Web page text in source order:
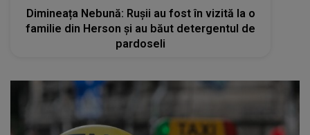
Dimineața Nebună: Rușii au fost în vizită la o
familie din Herson și au băut detergentul de
pardoseli